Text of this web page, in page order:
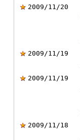
2009/11/20
2009/11/19
2009/11/19
2009/11/18